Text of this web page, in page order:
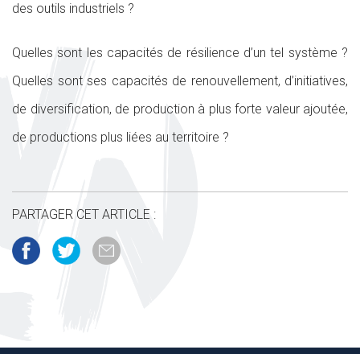
des outils industriels ?
Quelles sont les capacités de résilience d’un tel système ?
Quelles sont ses capacités de renouvellement, d’initiatives,
de diversification, de production à plus forte valeur ajoutée,
de productions plus liées au territoire ?
PARTAGER CET ARTICLE :